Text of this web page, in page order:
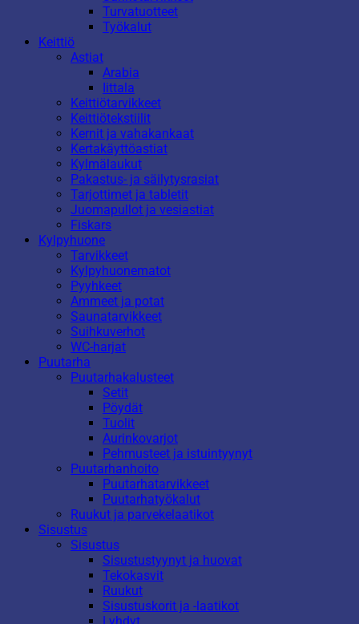
Turvatuotteet
Työkalut
Keittiö
Astiat
Arabia
Iittala
Keittiötarvikkeet
Keittiötekstiilit
Kernit ja vahakankaat
Kertakäyttöastiat
Kylmälaukut
Pakastus- ja säilytysrasiat
Tarjottimet ja tabletit
Juomapullot ja vesiastiat
Fiskars
Kylpyhuone
Tarvikkeet
Kylpyhuonematot
Pyyhkeet
Ammeet ja potat
Saunatarvikkeet
Suihkuverhot
WC-harjat
Puutarha
Puutarhakalusteet
Setit
Pöydät
Tuolit
Aurinkovarjot
Pehmusteet ja istuintyynyt
Puutarhanhoito
Puutarhatarvikkeet
Puutarhatyökalut
Ruukut ja parvekelaatikot
Sisustus
Sisustus
Sisustustyynyt ja huovat
Tekokasvit
Ruukut
Sisustuskorit ja -laatikot